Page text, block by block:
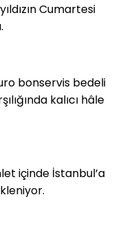
Cumartesi
bonservis bedeli
kalıcı hâle
içinde İstanbul’a